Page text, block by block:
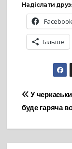
Надіслати
Facebook
Більше
У
буде гаряча